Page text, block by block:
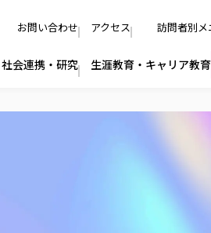
お問い合わせ アクセス 訪問者別メ
社会連携・研究 生涯教育・キャリア教育